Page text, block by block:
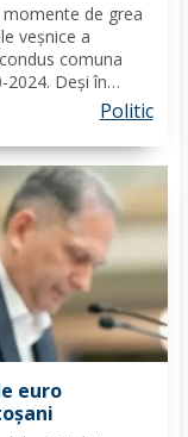
de grea
veșnice a
comuna
Deși în
de
multă durere...
Politic
euro